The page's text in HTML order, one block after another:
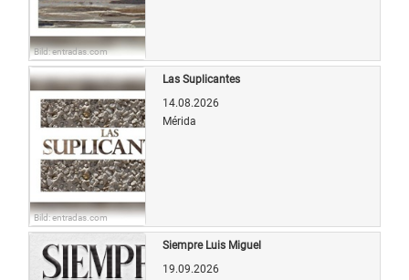
Bild: entradas.com
Bild: entradas.com
Las Suplicantes
14.08.2026
Mérida
Siempre Luis Miguel
19.09.2026